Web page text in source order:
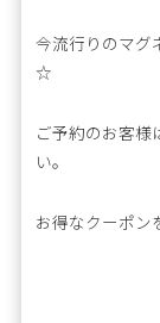
今流行りのマグ
☆
ご予約のお客様
い。
お得なクーポ